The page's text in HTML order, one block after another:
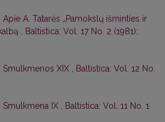
Apie A. Tatarės „Pamokslų išminties ir
, Baltistica: Vol. 17 No. 2 (1981):
Smulkmenos XIX , Baltistica: Vol. 12 No.
Smulkmena IX , Baltistica: Vol. 11 No. 1